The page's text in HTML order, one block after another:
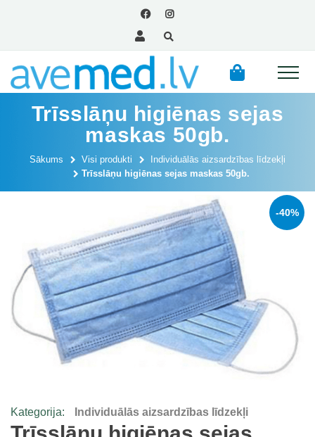
Trīsslāņu higiēnas sejas
maskas 50gb.
Sākums Visi produkti
Individuālās aizsardzības līdzekļi
Trīsslāņu higiēnas sejas maskas 50gb.
-40%
Kategorija: Individuālās aizsardzības līdzekļi